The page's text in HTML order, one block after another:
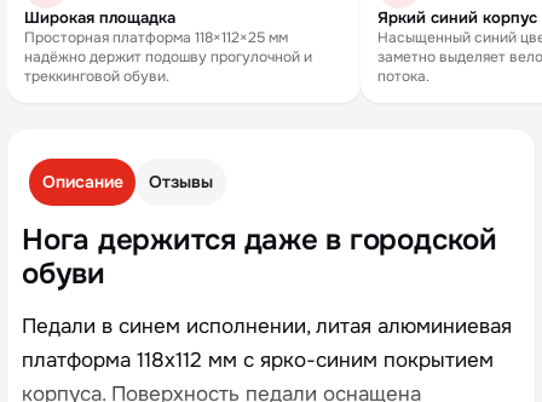
Широкая площадка
Просторная платформа 118×112×25 мм
надёжно держит подошву прогулочной и
треккинговой обуви.
Яркий синий корпус
Насыщенный синий
заметно выделяет
потока.
Описание Отзывы
Нога держится даже в городской
обуви
Педали в синем исполнении, литая алюминиевая
платформа 118х112 мм с ярко-синим покрытием
корпуса. Поверхность педали оснащена